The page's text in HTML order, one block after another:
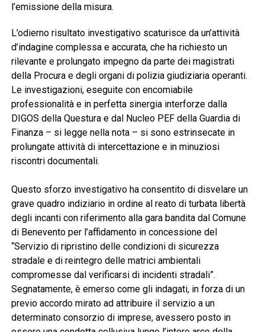
l’emissione della misura.
L’odierno risultato investigativo scaturisce da un’attività
d’indagine complessa e accurata, che ha richiesto un
rilevante e prolungato impegno da parte dei magistrati
della Procura e degli organi di polizia giudiziaria operanti.
Le investigazioni, eseguite con encomiabile
professionalità e in perfetta sinergia interforze dalla
DIGOS della Questura e dal Nucleo PEF della Guardia di
Finanza – si legge nella nota – si sono estrinsecate in
prolungate attività di intercettazione e in minuziosi
riscontri documentali.
Questo sforzo investigativo ha consentito di disvelare un
grave quadro indiziario in ordine al reato di turbata libertà
degli incanti con riferimento alla gara bandita dal Comune
di Benevento per l’affidamento in concessione del
“Servizio di ripristino delle condizioni di sicurezza
stradale e di reintegro delle matrici ambientali
compromesse dal verificarsi di incidenti stradali”.
Segnatamente, è emerso come gli indagati, in forza di un
previo accordo mirato ad attribuire il servizio a un
determinato consorzio di imprese, avessero posto in